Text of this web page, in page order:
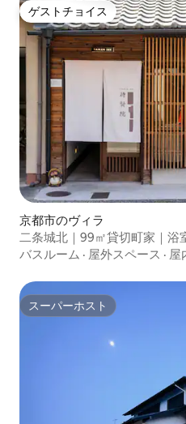
ゲストチョイス
ゲストチョイス
京都市のヴィラ
二条城北｜99㎡貸切町家｜浴
｜交通便利
バスルーム · 屋外スペース · 屋
スーパーホスト
スーパーホスト